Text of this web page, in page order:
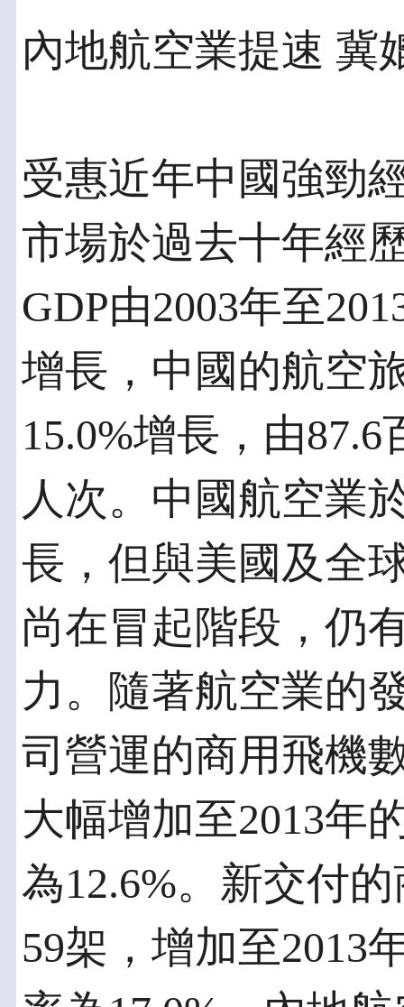
內地航空業提速 冀
受惠近年中國強勁
市場於過去十年經
GDP由2003年至
增長，中國的航空
15.0%增長，由
人次。中國航空業
長，但與美國及全
尚在冒起階段，仍
力。隨著航空業的
司營運的商用飛機
大幅增加至2013年
為12.6%。新交付
59架，增加至2013